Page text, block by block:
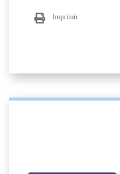
Imprimir